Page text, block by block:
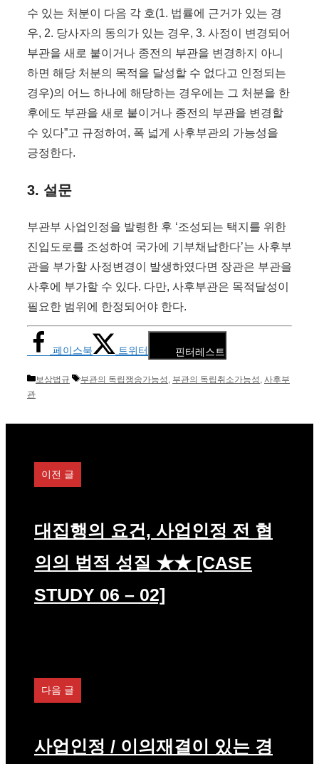
수 있는 처분이 다음 각 호(1. 법률에 근거가 있는 경
우, 2. 당사자의 동의가 있는 경우, 3. 사정이 변경되어
부관을 새로 붙이거나 종전의 부관을 변경하지 아니
하면 해당 처분의 목적을 달성할 수 없다고 인정되는
경우)의 어느 하나에 해당하는 경우에는 그 처분을 한
후에도 부관을 새로 붙이거나 종전의 부관을 변경할
수 있다”고 규정하여, 폭 넓게 사후부관의 가능성을
긍정한다.
3. 설문
부관부 사업인정을 발령한 후 ‘조성되는 택지를 위한
진입도로를 조성하여 국가에 기부채납한다’는 사후부
관을 부가할 사정변경이 발생하였다면 장관은 부관을
사후에 부가할 수 있다. 다만, 사후부관은 목적달성이
필요한 범위에 한정되어야 한다.
페이스북 트위터 핀터레스트
카
테
리
보상법규
태
부관의 독립쟁송가능성, 부관의 독립취소가능성, 사후부
관
이전 글
대집행의 요건, 사업인정 전 협
의의 법적 성질 ★★ [CASE
STUDY 06 – 02]
다음 글
사업인정 / 이의재결이 있는 경